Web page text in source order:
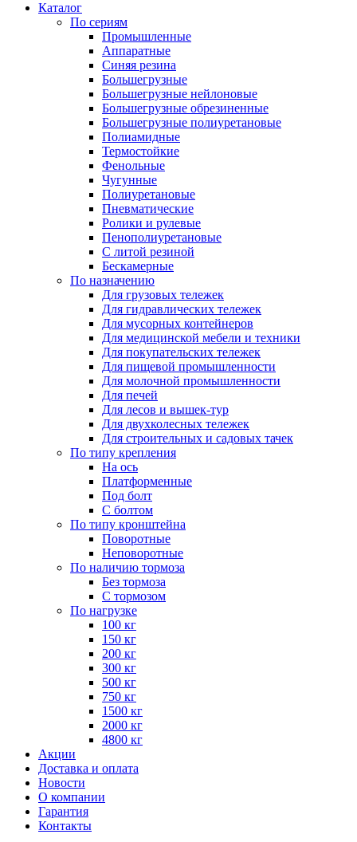
Каталог
По сериям
Промышленные
Аппаратные
Синяя резина
Большегрузные
Большегрузные нейлоновые
Большегрузные обрезиненные
Большегрузные полиуретановые
Полиамидные
Термостойкие
Фенольные
Чугунные
Полиуретановые
Пневматические
Ролики и рулевые
Пенополиуретановые
С литой резиной
Бескамерные
По назначению
Для грузовых тележек
Для гидравлических тележек
Для мусорных контейнеров
Для медицинской мебели и техники
Для покупательских тележек
Для пищевой промышленности
Для молочной промышленности
Для печей
Для лесов и вышек-тур
Для двухколесных тележек
Для строительных и садовых тачек
По типу крепления
На ось
Платформенные
Под болт
С болтом
По типу кронштейна
Поворотные
Неповоротные
По наличию тормоза
Без тормоза
С тормозом
По нагрузке
100 кг
150 кг
200 кг
300 кг
500 кг
750 кг
1500 кг
2000 кг
4800 кг
Акции
Доставка и оплата
Новости
О компании
Гарантия
Контакты